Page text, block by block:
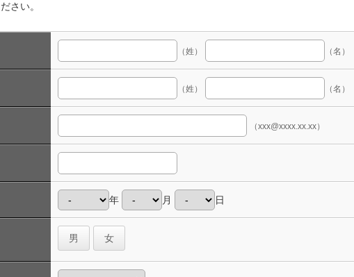
さい。
（姓） （名）
（姓） （名）
（xxx@xxxx.xx.xx）
年 月 日
男 女